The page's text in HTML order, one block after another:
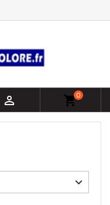
 shopping_cart0